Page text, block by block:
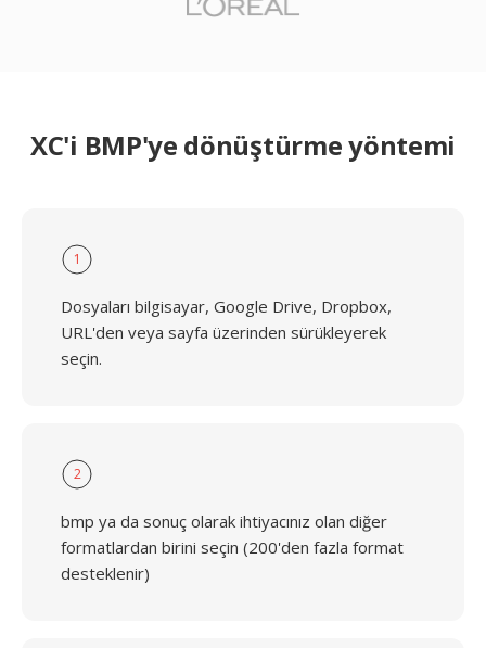
XC'i BMP'ye dönüştürme yöntemi
1
Dosyaları bilgisayar, Google Drive, Dropbox,
URL'den veya sayfa üzerinden sürükleyerek
seçin.
2
bmp ya da sonuç olarak ihtiyacınız olan diğer
formatlardan birini seçin (200'den fazla format
desteklenir)